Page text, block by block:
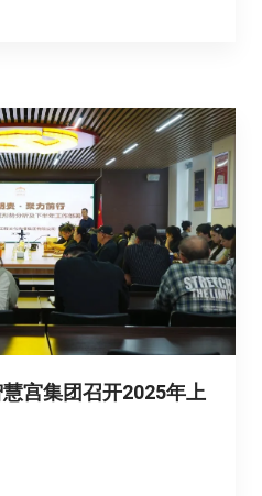
宫集团召开2025年上